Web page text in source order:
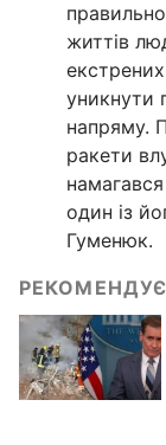
життів
уникнути
напряму.
ракети
один із
Гуменюк.